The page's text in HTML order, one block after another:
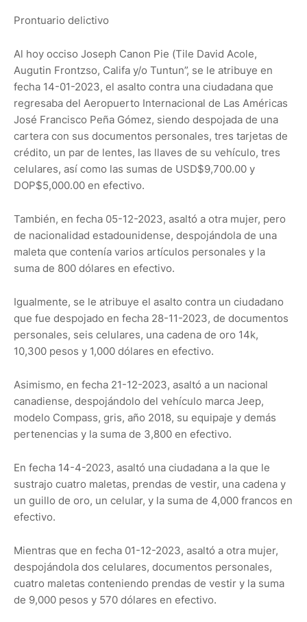
Prontuario delictivo
Al hoy occiso Joseph Canon Pie (Tile David Acole,
Augutin Frontzso, Califa y/o Tuntun”, se le atribuye en
fecha 14-01-2023, el asalto contra una ciudadana que
regresaba del Aeropuerto Internacional de Las Américas
José Francisco Peña Gómez, siendo despojada de una
cartera con sus documentos personales, tres tarjetas de
crédito, un par de lentes, las llaves de su vehículo, tres
celulares, así como las sumas de USD$9,700.00 y
DOP$5,000.00 en efectivo.
También, en fecha 05-12-2023, asaltó a otra mujer, pero
de nacionalidad estadounidense, despojándola de una
maleta que contenía varios artículos personales y la
suma de 800 dólares en efectivo.
Igualmente, se le atribuye el asalto contra un ciudadano
que fue despojado en fecha 28-11-2023, de documentos
personales, seis celulares, una cadena de oro 14k,
10,300 pesos y 1,000 dólares en efectivo.
Asimismo, en fecha 21-12-2023, asaltó a un nacional
canadiense, despojándolo del vehículo marca Jeep,
modelo Compass, gris, año 2018, su equipaje y demás
pertenencias y la suma de 3,800 en efectivo.
En fecha 14-4-2023, asaltó una ciudadana a la que le
sustrajo cuatro maletas, prendas de vestir, una cadena y
un guillo de oro, un celular, y la suma de 4,000 francos en
efectivo.
Mientras que en fecha 01-12-2023, asaltó a otra mujer,
despojándola dos celulares, documentos personales,
cuatro maletas conteniendo prendas de vestir y la suma
de 9,000 pesos y 570 dólares en efectivo.